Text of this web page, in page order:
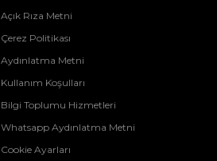
Açık Rıza Metni
Çerez Politikası
Aydınlatma Metni
Kullanım Koşulları
Bilgi Toplumu Hizmetleri
Whatsapp Aydınlatma Metni
Cookie Ayarları